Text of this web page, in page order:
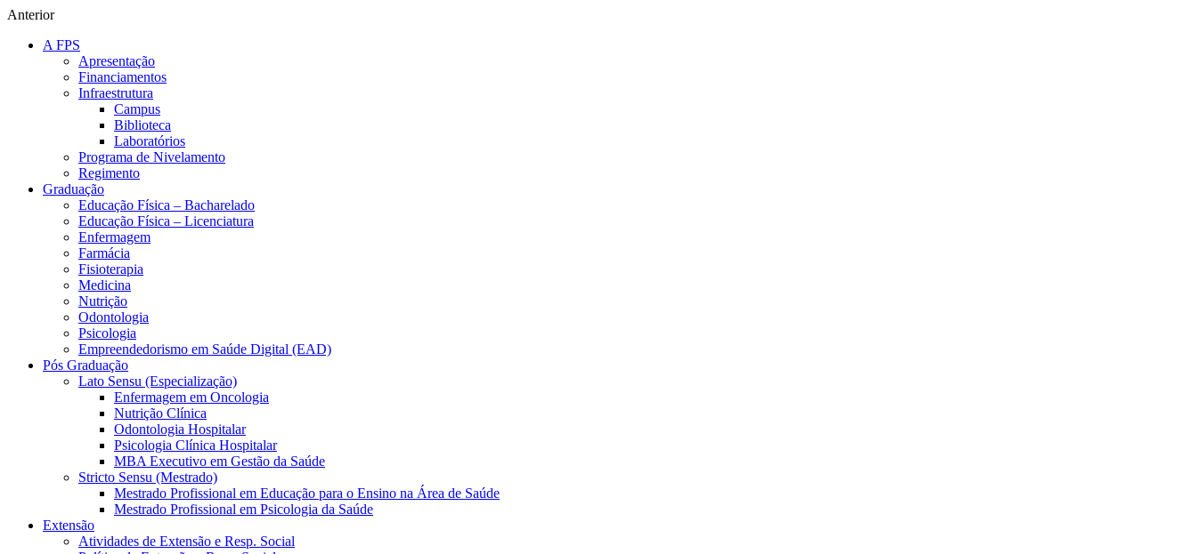
Anterior
A FPS
Apresentação
Financiamentos
Infraestrutura
Campus
Biblioteca
Laboratórios
Programa de Nivelamento
Regimento
Graduação
Educação Física – Bacharelado
Educação Física – Licenciatura
Enfermagem
Farmácia
Fisioterapia
Medicina
Nutrição
Odontologia
Psicologia
Empreendedorismo em Saúde Digital (EAD)
Pós Graduação
Lato Sensu (Especialização)
Enfermagem em Oncologia
Nutrição Clínica
Odontologia Hospitalar
Psicologia Clínica Hospitalar
MBA Executivo em Gestão da Saúde
Stricto Sensu (Mestrado)
Mestrado Profissional em Educação para o Ensino na Área de Saúde
Mestrado Profissional em Psicologia da Saúde
Extensão
Atividades de Extensão e Resp. Social